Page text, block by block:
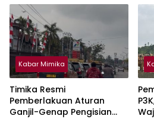
Kabar Mimika
Timika Resmi
Pemberlakuan Aturan
Ganjil-Genap Pengisian